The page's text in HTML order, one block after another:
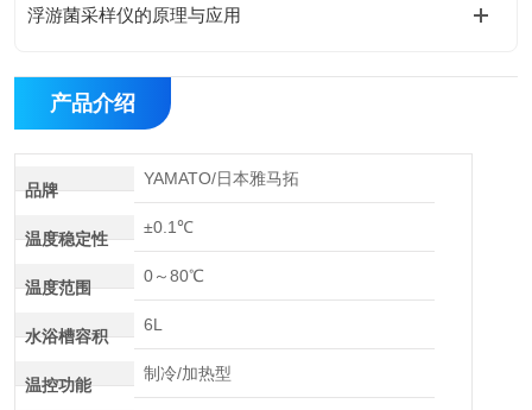
浮游菌采样仪的原理与应用
产品介绍
品牌
YAMATO/日本雅马拓
温度稳定性
±0.1℃
温度范围
0～80℃
水浴槽容积
6L
温控功能
制冷/加热型